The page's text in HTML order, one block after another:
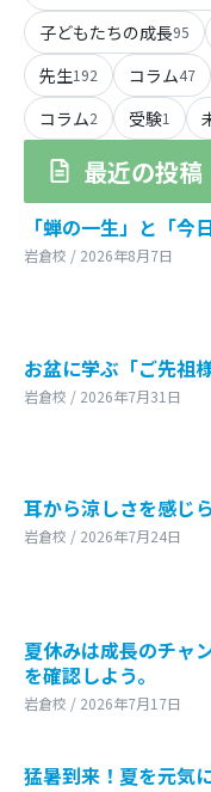
子どもたちの成長95
先生192 コラム47
コラム2 受験1
最近の投稿
「蝉の一生」と「今
岩倉校 / 2026年8月7日
お盆に学ぶ「ご先祖
岩倉校 / 2026年7月31日
耳から涼しさを感じ
岩倉校 / 2026年7月24日
夏休みは成長のチャ
を確認しよう。
岩倉校 / 2026年7月17日
猛暑到来！夏を元気